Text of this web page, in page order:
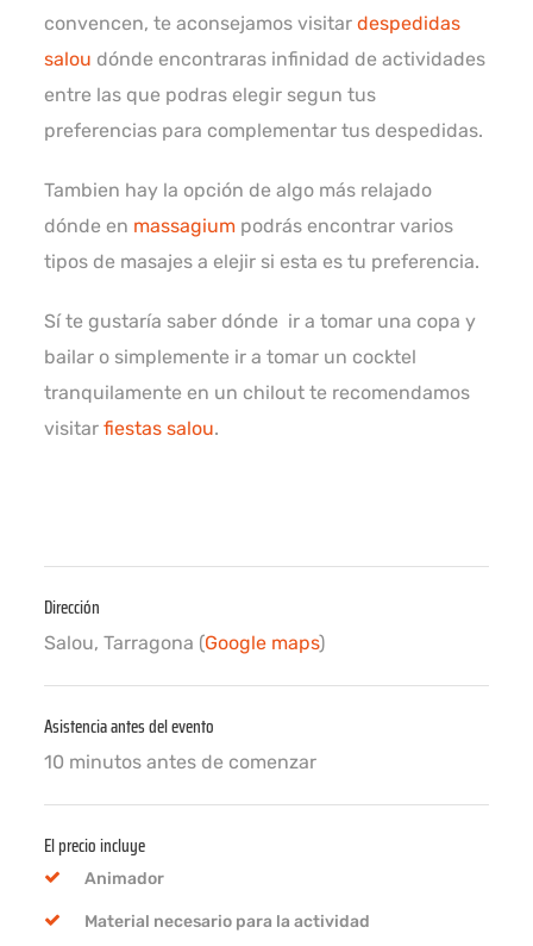
convencen, te aconsejamos visitar despedidas
salou dónde encontraras infinidad de actividades
entre las que podras elegir segun tus
preferencias para complementar tus despedidas.
Tambien hay la opción de algo más relajado
dónde en massagium podrás encontrar varios
tipos de masajes a elejir si esta es tu preferencia.
Sí te gustaría saber dónde ir a tomar una copa y
bailar o simplemente ir a tomar un cocktel
tranquilamente en un chilout te recomendamos
visitar fiestas salou.
Dirección
Salou, Tarragona (Google maps)
Asistencia antes del evento
10 minutos antes de comenzar
El precio incluye
Animador
Material necesario para la actividad